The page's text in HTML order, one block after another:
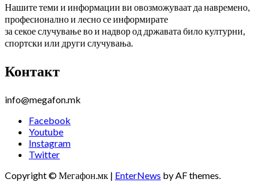
Нашите теми и информации ви овозможуваат да навремено,
професионално и лесно се информирате
за секое случување во и надвор од државата било културни,
спортски или други случувања.
Контакт
info@megafon.mk
Facebook
Youtube
Instagram
Twitter
Copyright © Мегафон.мк | EnterNews by AF themes.